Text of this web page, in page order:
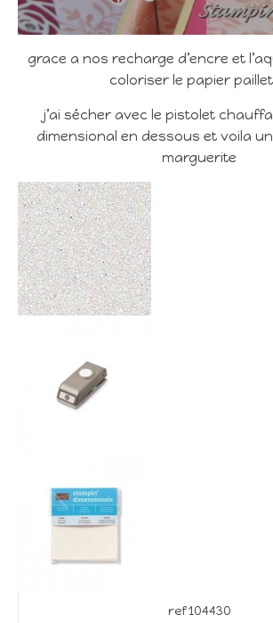
grace a nos recharge d’encre et
coloriser le papier
j’ai sécher avec le pistolet
dimensional en dessous et voila
marguerite
ref 104430